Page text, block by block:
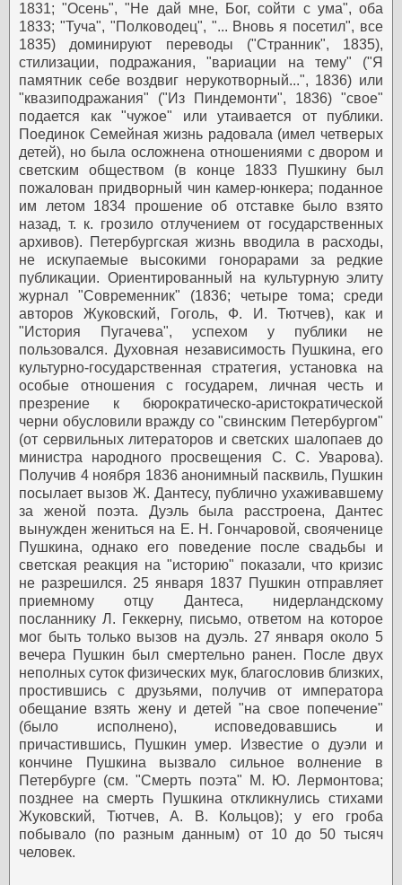
1831; "Осень", "Не дай мне, Бог, сойти с ума", оба
1833; "Туча", "Полководец", "... Вновь я посетил", все
1835) доминируют переводы ("Странник", 1835),
стилизации, подражания, "вариации на тему" ("Я
памятник себе воздвиг нерукотворный...", 1836) или
"квазиподражания" ("Из Пиндемонти", 1836) "свое"
подается как "чужое" или утаивается от публики.
Поединок Семейная жизнь радовала (имел четверых
детей), но была осложнена отношениями с двором и
светским обществом (в конце 1833 Пушкину был
пожалован придворный чин камер-юнкера; поданное
им летом 1834 прошение об отставке было взято
назад, т. к. грозило отлучением от государственных
архивов). Петербургская жизнь вводила в расходы,
не искупаемые высокими гонорарами за редкие
публикации. Ориентированный на культурную элиту
журнал "Современник" (1836; четыре тома; среди
авторов Жуковский, Гоголь, Ф. И. Тютчев), как и
"История Пугачева", успехом у публики не
пользовался. Духовная независимость Пушкина, его
культурно-государственная стратегия, установка на
особые отношения с государем, личная честь и
презрение к бюрократическо-аристократической
черни обусловили вражду со "свинским Петербургом"
(от сервильных литераторов и светских шалопаев до
министра народного просвещения С. С. Уварова).
Получив 4 ноября 1836 анонимный пасквиль, Пушкин
посылает вызов Ж. Дантесу, публично ухаживавшему
за женой поэта. Дуэль была расстроена, Дантес
вынужден жениться на Е. Н. Гончаровой, свояченице
Пушкина, однако его поведение после свадьбы и
светская реакция на "историю" показали, что кризис
не разрешился. 25 января 1837 Пушкин отправляет
приемному отцу Дантеса, нидерландскому
посланнику Л. Геккерну, письмо, ответом на которое
мог быть только вызов на дуэль. 27 января около 5
вечера Пушкин был смертельно ранен. После двух
неполных суток физических мук, благословив близких,
простившись с друзьями, получив от императора
обещание взять жену и детей "на свое попечение"
(было исполнено), исповедовавшись и
причастившись, Пушкин умер.
Известие о дуэли и
кончине Пушкина вызвало сильное волнение в
Петербурге (см. "Смерть поэта" М. Ю. Лермонтова;
позднее на смерть Пушкина откликнулись стихами
Жуковский, Тютчев, А. В. Кольцов); у его гроба
побывало (по разным данным) от 10 до 50 тысяч
человек.